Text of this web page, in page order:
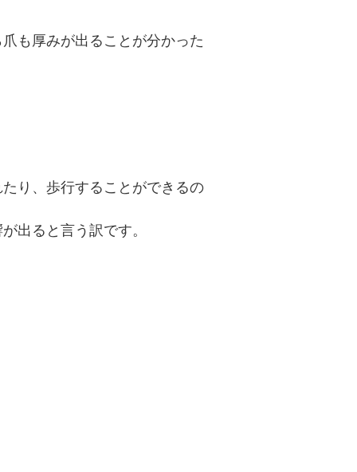
も厚みが出ることが分かった
り、歩行することができるの
出ると言う訳です。